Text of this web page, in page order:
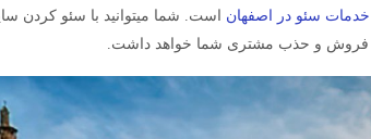
خدمات سئو در اصفهان است. شما میتوانید با سئو کردن
فروش و حذب مشتری شما خواهد داشت.